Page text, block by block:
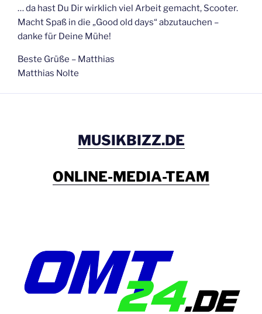
… da hast Du Dir wirklich viel Arbeit gemacht, Scooter.
Macht Spaß in die „Good old days“ abzutauchen –
danke für Deine Mühe!
Beste Grüße – Matthias
Matthias Nolte
MUSIKBIZZ.DE
ONLINE-MEDIA-TEAM